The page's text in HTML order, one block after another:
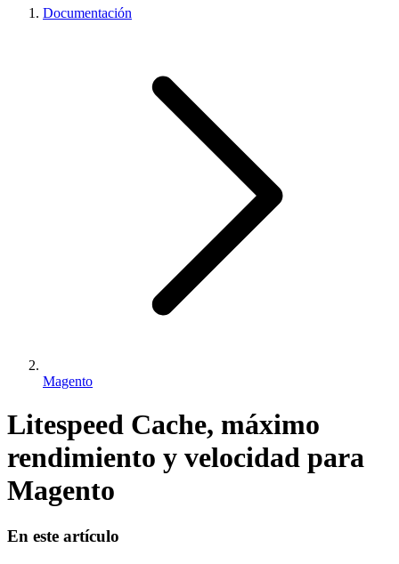
Documentación
Magento
Litespeed Cache, máximo
rendimiento y velocidad para
Magento
En este artículo